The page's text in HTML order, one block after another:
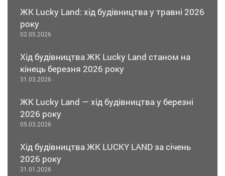
ЖК Lucky Land: хід будівництва у травні 2026
року
02.05.2026
Хід будівництва ЖК Lucky Land станом на
кінець березня 2026 року
31.03.2026
ЖК Lucky Land — хід будівництва у березні
2026 року
05.03.2026
Хід будівництва ЖК LUCKY LAND за січень
2026 року
31.01.2026